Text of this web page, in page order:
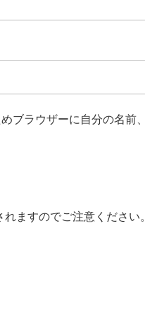
ブラウザーに自分の名前
ますのでご注意ください